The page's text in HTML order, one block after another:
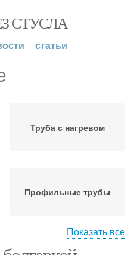
СТУСЛА
статьи
Труба с нагревом
Профильные трубы
Показать все